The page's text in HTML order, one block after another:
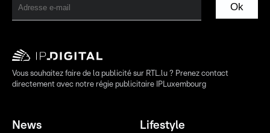
Ok
Vous souhaitez faire de la publicité sur RTL.lu ? Prenez contact
directement avec notre régie publicitaire IPLuxembourg
News Lifestyle